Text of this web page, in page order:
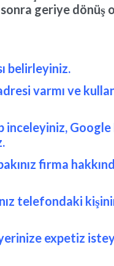
geriye dönüş
belirleyiniz.
varmı ve
firma
telefondaki
expetiz